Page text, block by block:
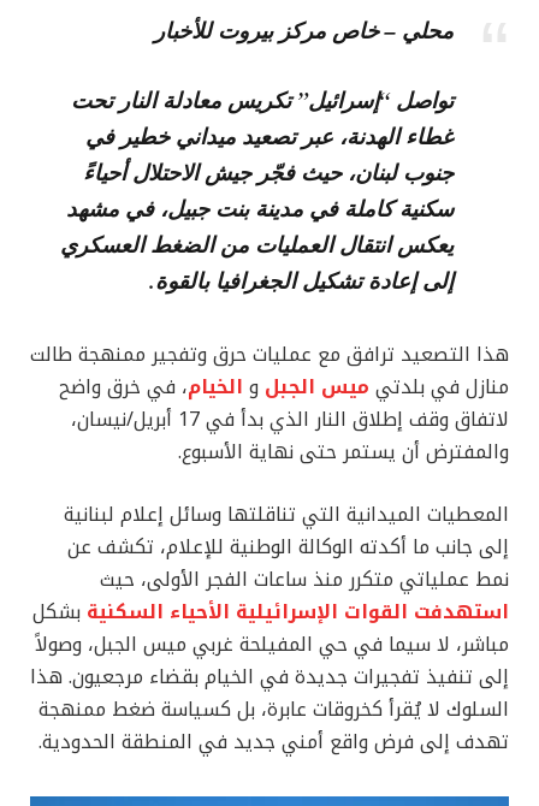
محلي – خاص مركز بيروت للأخبار
تواصل “إسرائيل” تكريس معادلة النار تحت
غطاء الهدنة، عبر تصعيد ميداني خطير في
جنوب لبنان، حيث فجّر جيش الاحتلال أحياءً
سكنية كاملة في مدينة بنت جبيل، في مشهد
يعكس انتقال العمليات من الضغط العسكري
إلى إعادة تشكيل الجغرافيا بالقوة.
هذا التصعيد ترافق مع عمليات حرق وتفجير ممنهجة طالت
منازل في بلدتي ميس الجبل و الخيام، في خرق واضح
لاتفاق وقف إطلاق النار الذي بدأ في 17 أبريل/نيسان،
والمفترض أن يستمر حتى نهاية الأسبوع.
المعطيات الميدانية التي تناقلتها وسائل إعلام لبنانية
إلى جانب ما أكدته الوكالة الوطنية للإعلام، تكشف عن
نمط عملياتي متكرر منذ ساعات الفجر الأولى، حيث
استهدفت القوات الإسرائيلية الأحياء السكنية بشكل
مباشر، لا سيما في حي المفيلحة غربي ميس الجبل، وصولاً
إلى تنفيذ تفجيرات جديدة في الخيام بقضاء مرجعيون. هذا
السلوك لا يُقرأ كخروقات عابرة، بل كسياسة ضغط ممنهجة
تهدف إلى فرض واقع أمني جديد في المنطقة الحدودية.